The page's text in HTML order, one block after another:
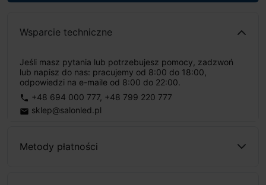
Wsparcie techniczne
Jeśli masz pytania lub potrzebujesz pomocy, zadzwoń
lub napisz do nas: pracujemy od 8:00 do 18:00,
odpowiedzi na e-maile od 8:00 do 22:00.
phone +48 694 000 777, +48 799 220 777
email sklep@salonled.pl
Metody płatności